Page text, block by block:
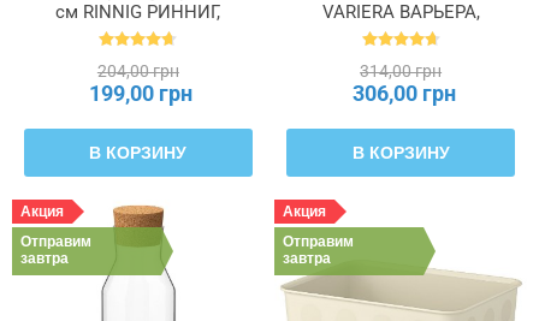
см RINNIG РИННИГ,
204.763.46
204,00 грн
199,00 грн
В КОРЗИНУ
VARIERA ВАРЬЕРА,
601.366.23
314,00 грн
306,00 грн
В КОРЗИНУ
Акция
Отправим
завтра
Акция
Отправим
завтра